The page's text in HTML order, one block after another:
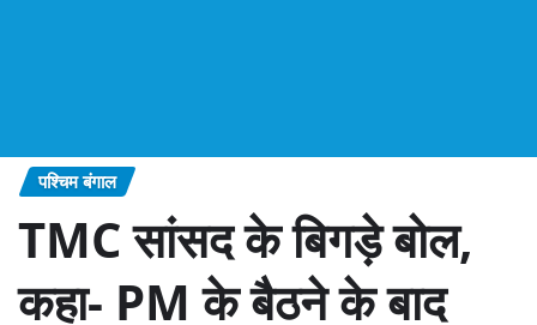
पश्चिम बंगाल
TMC सांसद के बिगड़े बोल,
कहा- PM के बैठने के बाद